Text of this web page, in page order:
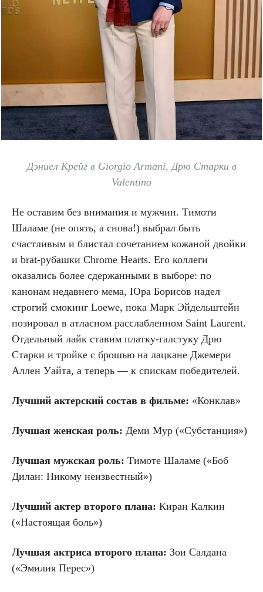
Дэниел Крейг в Giorgio Armani, Дрю Старки в
Valentino
Не оставим без внимания и мужчин. Тимоти
Шаламе (не опять, а снова!) выбрал быть
счастливым и блистал сочетанием кожаной двойки
и brat-рубашки Chrome Hearts. Его коллеги
оказались более сдержанными в выборе: по
канонам недавнего мема, Юра Борисов надел
строгий смокинг Loewe, пока Марк Эйдельштейн
позировал в атласном расслабленном Saint Laurent.
Отдельный лайк ставим платку-галстуку Дрю
Старки и тройке с брошью на лацкане Джемери
Аллен Уайта, а теперь — к спискам победителей.
Лучший актерский состав в фильме: «Конклав»
Лучшая женская роль: Деми Мур («Субстанция»)
Лучшая мужская роль: Тимоте Шаламе («Боб
Дилан: Никому неизвестный»)
Лучший актер второго плана: Киран Калкин
(«Настоящая боль»)
Лучшая актриса второго плана: Зои Салдана
(«Эмилия Перес»)